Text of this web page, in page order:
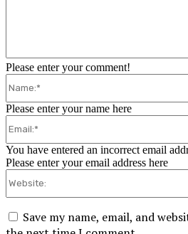
Please enter your comment!
Please enter your name here
You have entered an incorrect email
Please enter your email address here
Save my name, email, and